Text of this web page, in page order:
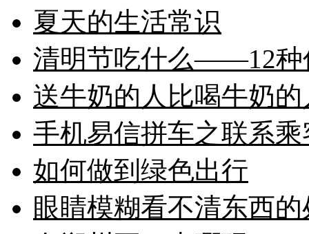
夏天的生活常识
清明节吃什么——12种
送牛奶的人比喝牛奶
手机易信拼车之联系乘
如何做到绿色出行
眼睛模糊看不清东西